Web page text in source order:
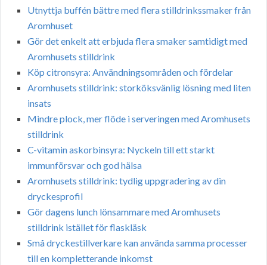
Utnyttja buffén bättre med flera stilldrinkssmaker från
Aromhuset
Gör det enkelt att erbjuda flera smaker samtidigt med
Aromhusets stilldrink
Köp citronsyra: Användningsområden och fördelar
Aromhusets stilldrink: storköksvänlig lösning med liten
insats
Mindre plock, mer flöde i serveringen med Aromhusets
stilldrink
C-vitamin askorbinsyra: Nyckeln till ett starkt
immunförsvar och god hälsa
Aromhusets stilldrink: tydlig uppgradering av din
dryckesprofil
Gör dagens lunch lönsammare med Aromhusets
stilldrink istället för flaskläsk
Små dryckestillverkare kan använda samma processer
till en kompletterande inkomst